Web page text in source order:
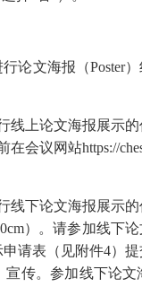
论文海报（Poster
线上论文海报展示
会议网站https://
线下论文海报展示
）。请参加线下
请表（见附件4）
传。参加线下论